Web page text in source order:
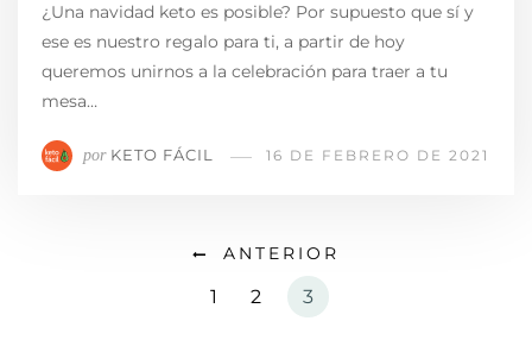
¿Una navidad keto es posible? Por supuesto que sí y
ese es nuestro regalo para ti, a partir de hoy
queremos unirnos a la celebración para traer a tu
mesa…
por KETO FÁCIL 16 DE FEBRERO DE 2021
ANTERIOR
1 2 3